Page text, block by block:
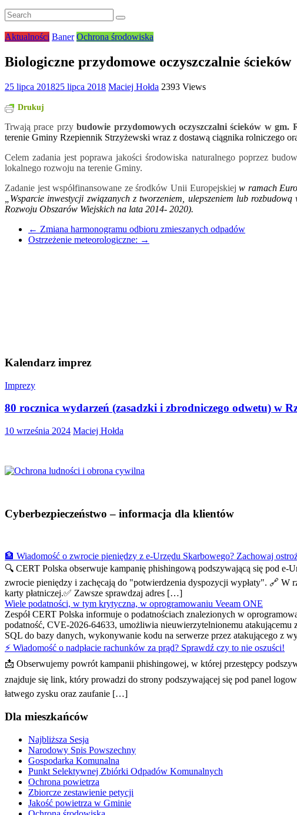
Aktualności Baner Ochrona środowiska
Biologiczne przydomowe oczyszczalnie ścieków
25 lipca 201825 lipca 2018 Maciej Hołda 2393 Views
Drukuj
Trwają prace przybudowie przydomowych oczyszczalni ścieków w gm.
terenie Gminy Rzepiennik Strzyżewski wraz z dostawą ciągnika rolniczego
Celem zadania jest poprawa jakości środowiska naturalnego poprzez
lokalnego rozwoju na terenie Gminy.
Zadanie jest współfinansowane ze środków Unii Europejskiejw ramach
„Wsparcie inwestycji związanych z tworzeniem, ulepszeniem lub
Rozwoju Obszarów Wiejskich na lata 2014- 2020).
← Zmiana harmonogramu odbioru zmieszanych odpadów
Ostrzeżenie meteorologiczne: →
Kalendarz imprez
Imprezy
80 rocznica wydarzeń (zasadzki i zbrodniczego odwetu) w
10 września 2024 Maciej Hołda
Cyberbezpieczeństwo – informacja dla klientów
🏦 Wiadomość o zwrocie pieniędzy z e-Urzędu Skarbowego? Zachowaj
🔍 CERT Polska obserwuje kampanię phishingową podszywającą się pod
zwrocie pieniędzy i zachęcają do "potwierdzenia dyspozycji wypłaty". 🔗 W
karty płatniczej.✅ Zawsze sprawdzaj adres […]
Wiele podatności, w tym krytyczna, w oprogramowaniu Veeam ONE
Zespół CERT Polska informuje o podatnościach znalezionych w
podatność, CVE-2026-64633, umożliwia nieuwierzytelnionemu atakującemu
SQL do bazy danych, wykonywanie kodu na serwerze przez atakującego z
⚡ Wiadomość o nadpłacie rachunków za prąd? Sprawdź czy to nie oszuści!
📩 Obserwujemy powrót kampanii phishingowej, w której przestępcy
znajduje się link, który prowadzi do strony podszywającej się pod panel
łatwego zysku oraz zaufanie […]
Dla mieszkańców
Najbliższa Sesja
Narodowy Spis Powszechny
Gospodarka Komunalna
Punkt Selektywnej Zbiórki Odpadów Komunalnych
Ochrona powietrza
Zbiorcze zestawienie petycji
Jakość powietrza w Gminie